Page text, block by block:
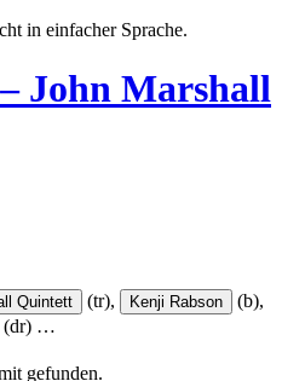
in einfacher Sprache.
John Marshall
Quintett (tr), Kenji Rabson (b),
(dr) …
gefunden.